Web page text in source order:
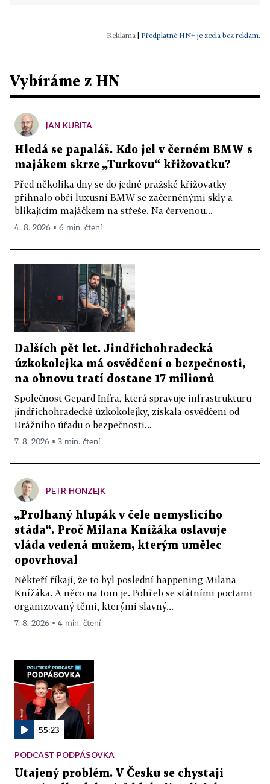
Předplatné HN+ je zcela bez reklam.
Vybíráme z HN
JAN KUBITA
Hledá se papaláš. Kdo jel v černém BMW s
majákem skrze „Turkovu“ křižovatku?
Před několika dny se do jedné pražské křižovatky
přihnalo obří luxusní BMW se začerněnými skly a
blikajícím majáčkem na střeše. Na červenou...
4. 8. 2026 ▪ 6 min. čtení
Dalších pět let. Jindřichohradecká
úzkokolejka má osvědčení o bezpečnosti,
na obnovu tratí dostane 17 milionů
Společnost Gepard Infra, která spravuje infrastrukturu
jindřichohradecké úzkokolejky, získala osvědčení od
Drážního úřadu o bezpečnosti...
7. 8. 2026 ▪ 3 min. čtení
PETR HONZEJK
„Prolhaný hlupák v čele nemyslícího
stáda“. Proč Milana Knížáka oslavuje
vláda vedená mužem, kterým umělec
opovrhoval
Někteří říkají, že to byl poslední happening Milana
Knížáka. A něco na tom je. Pohřeb se státními poctami
organizovaný těmi, kterými slavný...
7. 8. 2026 ▪ 4 min. čtení
55:23
PODCAST PODPÁSOVKA
Utajený problém. V Česku se chystají